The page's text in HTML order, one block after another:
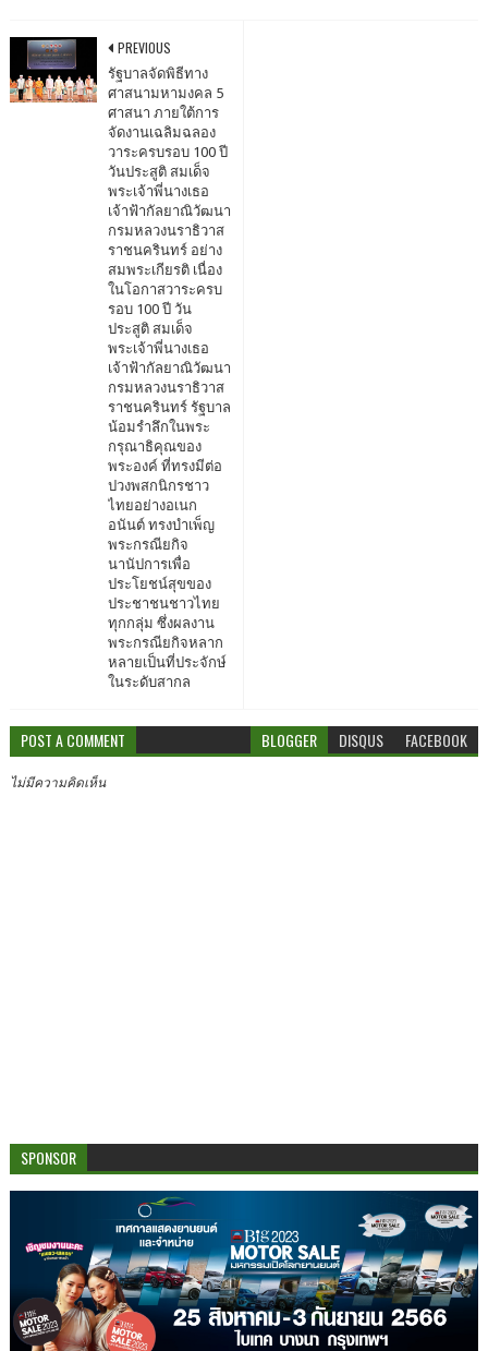
PREVIOUS
รัฐบาลจัดพิธีทาง
ศาสนามหามงคล 5
ศาสนา ภายใต้การ
จัดงานเฉลิมฉลอง
วาระครบรอบ 100 ปี
วันประสูติ สมเด็จ
พระเจ้าพี่นางเธอ
เจ้าฟ้ากัลยาณิวัฒนา
กรมหลวงนราธิวาส
ราชนครินทร์ อย่าง
สมพระเกียรติ เนื่อง
ในโอกาสวาระครบ
รอบ 100 ปี วัน
ประสูติ สมเด็จ
พระเจ้าพี่นางเธอ
เจ้าฟ้ากัลยาณิวัฒนา
กรมหลวงนราธิวาส
ราชนครินทร์ รัฐบาล
น้อมรำลึกในพระ
กรุณาธิคุณของ
พระองค์ ที่ทรงมีต่อ
ปวงพสกนิกรชาว
ไทยอย่างอเนก
อนันต์ ทรงบำเพ็ญ
พระกรณียกิจ
นานัปการเพื่อ
ประโยชน์สุขของ
ประชาชนชาวไทย
ทุกกลุ่ม ซึ่งผลงาน
พระกรณียกิจหลาก
หลายเป็นที่ประจักษ์
ในระดับสากล
POST A COMMENT BLOGGER DISQUS FACEBOOK
ไม่มีความคิดเห็น
SPONSOR